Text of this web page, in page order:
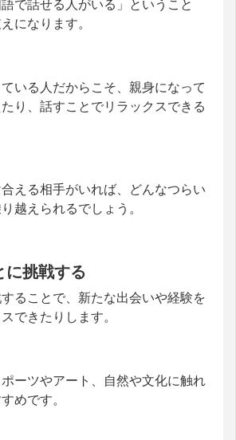
語で話せる人がいる」ということ
になります。
いる人だからこそ、親身になって
り、話すことでリラックスできる
える相手がいれば、どんなつらい
越えられるでしょう。
挑戦する
ることで、新たな出会いや経験を
できたりします。
ーツやアート、自然や文化に触れ
めです。